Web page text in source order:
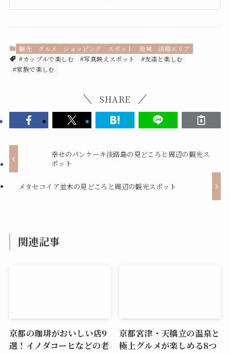
観光 グルメ ショッピング スポット 地域
淡路エリア
#カップルで楽しむ
#写真映えスポット
#友達と楽しむ
#家族で楽しむ
SHARE
幸せのパンケーキ淡路島の見どころと周辺の観光ス
ポット
メタセコイア並木の見どころと周辺の観光スポット
関連記事
京都の珈琲がおいしい店9
選！イノダコーヒなどの老
京都宮津・天橋立の温泉と
極上グルメが楽しめる8つ